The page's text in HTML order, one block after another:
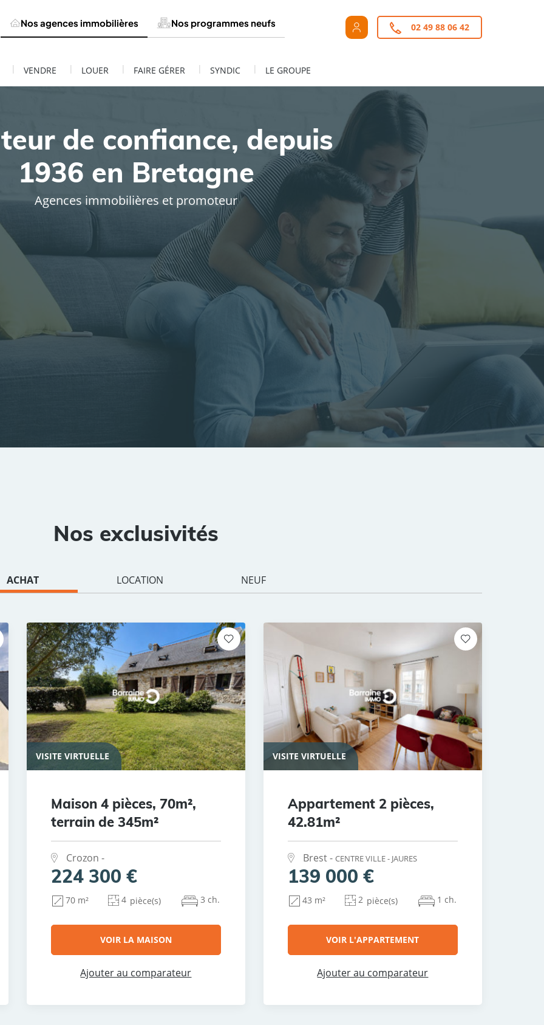
Nos agences immobilières Nos programmes neufs 02 49 88 06 42
| VENDRE | LOUER | FAIRE GÉRER | SYNDIC | LE GROUPE
de confiance, depuis
1936 en Bretagne
Agences immobilières et promoteur
ESTIMATION DE MON BIEN
Rayon Budget
Nos exclusivités
ACHAT LOCATION NEUF
VISITE VIRTUELLE
Maison 4 pièces, 70m²,
terrain de 345m²
Crozon -
224 300 €
70 m² 4 pièce(s) 3 ch.
VOIR LA MAISON
Ajouter au comparateur
VISITE VIRTUELLE
Appartement 2 pièces,
42.81m²
Brest - CENTRE VILLE - JAURES
139 000 €
43 m² 2 pièce(s) 1 ch.
VOIR L'APPARTEMENT
Ajouter au comparateur